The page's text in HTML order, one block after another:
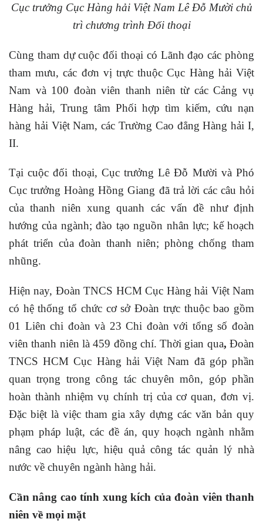
Cục trưởng Cục Hàng hải Việt Nam Lê Đỗ Mười chủ
trì chương trình Đối thoại
Cùng tham dự cuộc đối thoại có Lãnh đạo các phòng
tham mưu, các đơn vị trực thuộc Cục Hàng hải Việt
Nam và 100 đoàn viên thanh niên từ các Cảng vụ
Hàng hải, Trung tâm Phối hợp tìm kiếm, cứu nạn
hàng hải Việt Nam, các Trường Cao đẳng Hàng hải I,
II.
Tại cuộc đối thoại, Cục trưởng Lê Đỗ Mười và Phó
Cục trưởng Hoàng Hồng Giang đã trả lời các câu hỏi
của thanh niên xung quanh các vấn đề như định
hướng của ngành; đào tạo nguồn nhân lực; kế hoạch
phát triển của đoàn thanh niên; phòng chống tham
nhũng.
Hiện nay, Đoàn TNCS HCM Cục Hàng hải Việt Nam
có hệ thống tổ chức cơ sở Đoàn trực thuộc bao gồm
01 Liên chi đoàn và 23 Chi đoàn với tổng số đoàn
viên thanh niên là 459 đồng chí. Thời gian qua, Đoàn
TNCS HCM Cục Hàng hải Việt Nam đã góp phần
quan trọng trong công tác chuyên môn, góp phần
hoàn thành nhiệm vụ chính trị của cơ quan, đơn vị.
Đặc biệt là việc tham gia xây dựng các văn bản quy
phạm pháp luật, các đề án, quy hoạch ngành nhằm
nâng cao hiệu lực, hiệu quả công tác quản lý nhà
nước về chuyên ngành hàng hải.
Cần nâng cao tính xung kích của đoàn viên thanh
niên về mọi mặt